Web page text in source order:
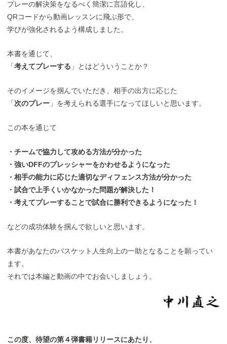
プレーの解決策をなるべく簡潔に言語化し、
QRコードから動画レッスンに飛ぶ形で、
学びが強化されるよう構成しました。
本書を通じて、
「考えてプレーする 」とはどういうことか？
そのイメージを掴んでいただき、相手の出方に応じた
「次のプレー 」を考えられる選手になってほしいと思います。
この本を通じて
・チームで協力して攻める方法が分かった
・強いDFFのプレッシャーをかわせるようになった
・相手の能力に応じた適切なディフェンス方法が分かった
・試合で上手くいかなかった問題が解決した！
・考えてプレーすることで試合に勝利できるようになった！
などの成功体験を掴んで欲しいと思います。
本書があなたのバスケット人生向上の一助となることを願ってい
ます。
それでは本編と動画の中でお会いしましょう。
この度、待望の第４弾書籍リリースにあたり、